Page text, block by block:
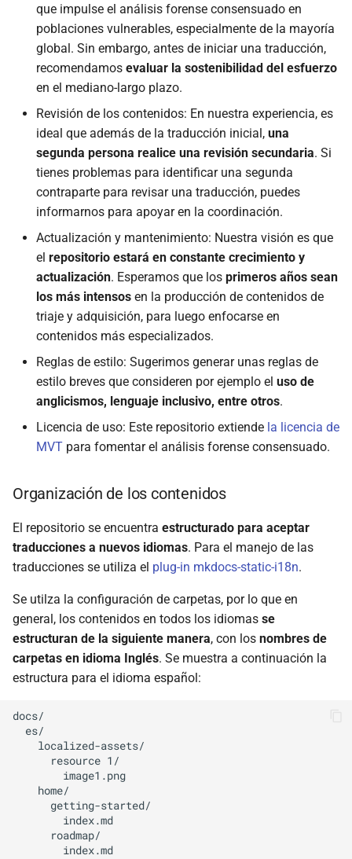
que impulse el análisis forense consensuado en
poblaciones vulnerables, especialmente de la mayoría
global. Sin embargo, antes de iniciar una traducción,
recomendamos evaluar la sostenibilidad del esfuerzo
en el mediano-largo plazo.
Revisión de los contenidos: En nuestra experiencia, es
ideal que además de la traducción inicial, una
segunda persona realice una revisión secundaria. Si
tienes problemas para identificar una segunda
contraparte para revisar una traducción, puedes
informarnos para apoyar en la coordinación.
Actualización y mantenimiento: Nuestra visión es que
el repositorio estará en constante crecimiento y
actualización. Esperamos que los primeros años sean
los más intensos en la producción de contenidos de
triaje y adquisición, para luego enfocarse en
contenidos más especializados.
Reglas de estilo: Sugerimos generar unas reglas de
estilo breves que consideren por ejemplo el uso de
anglicismos, lenguaje inclusivo, entre otros.
Licencia de uso: Este repositorio extiende la licencia de
MVT para fomentar el análisis forense consensuado.
Organización de los contenidos
El repositorio se encuentra estructurado para aceptar
traducciones a nuevos idiomas. Para el manejo de las
traducciones se utiliza el plug-in mkdocs-static-i18n.
Se utilza la configuración de carpetas, por lo que en
general, los contenidos en todos los idiomas se
estructuran de la siguiente manera, con los nombres de
carpetas en idioma Inglés. Se muestra a continuación la
estructura para el idioma español:
docs/
  es/
    localized-assets/
      resource 1/
        image1.png
    home/
      getting-started/
        index.md
      roadmap/
        index.md